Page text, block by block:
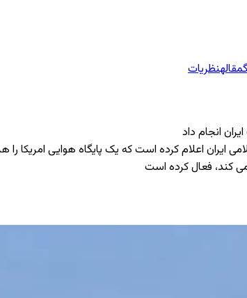
مقالهنظریات
انجام داد
ایران اعلام کرده است که یک پایگاه هوایی
‌کند، فعال کرده است